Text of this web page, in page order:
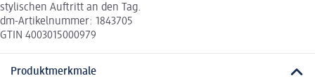
stylischen Auftritt an den Tag.
dm-Artikelnummer: 1843705
GTIN 4003015000979
Produktmerkmale